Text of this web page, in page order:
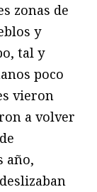
zonas de
y
tal y
poco
vieron
a volver
año,